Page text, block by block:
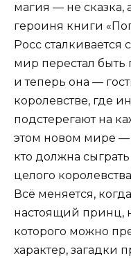
магия — не сказка,
героиня книги
Росс
мир перестал
и теперь она —
королевстве, где
подстерегают на
этом новом мире —
кто должна
целого
Всё меняется,
настоящий принц,
которого можно
характер, загадки